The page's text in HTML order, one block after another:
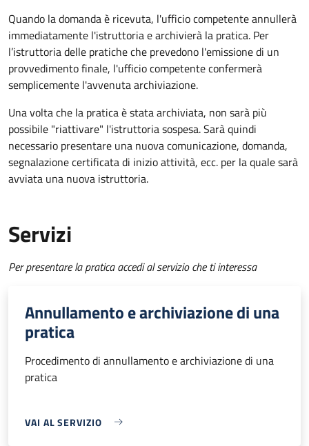
Quando la domanda è ricevuta, l'ufficio competente annullerà
immediatamente l'istruttoria e archivierà la pratica. Per
l’istruttoria delle pratiche che prevedono l'emissione di un
provvedimento finale, l'ufficio competente confermerà
semplicemente l'avvenuta archiviazione.
Una volta che la pratica è stata archiviata, non sarà più
possibile "riattivare" l'istruttoria sospesa. Sarà quindi
necessario presentare una nuova comunicazione, domanda,
segnalazione certificata di inizio attività, ecc. per la quale sarà
avviata una nuova istruttoria.
Servizi
Per presentare la pratica accedi al servizio che ti interessa
Annullamento e archiviazione di una
pratica
Procedimento di annullamento e archiviazione di una
pratica
VAI AL SERVIZIO